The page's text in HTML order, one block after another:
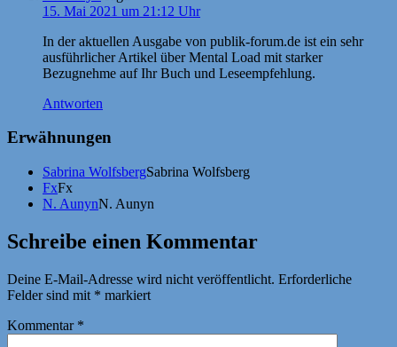
15. Mai 2021 um 21:12 Uhr
In der aktuellen Ausgabe von publik-forum.de ist ein sehr
ausführlicher Artikel über Mental Load mit starker
Bezugnehme auf Ihr Buch und Leseempfehlung.
Antworten
Erwähnungen
Sabrina WolfsbergSabrina Wolfsberg
FxFx
N. AunynN. Aunyn
Schreibe einen Kommentar
Deine E-Mail-Adresse wird nicht veröffentlicht. Erforderliche
Felder sind mit * markiert
Kommentar *